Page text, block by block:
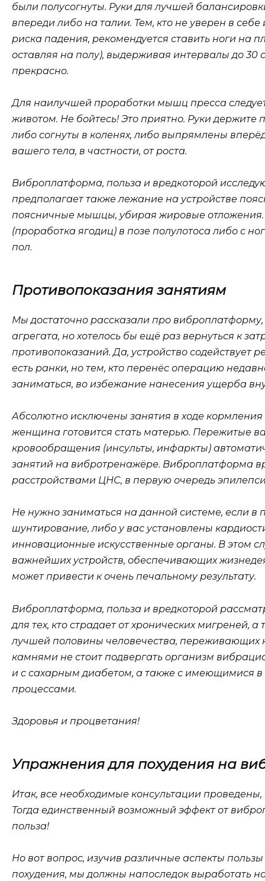
были полусогнуты. Руки для лучшей
впереди либо на талии. Тем, кто не уверен в
риска падения, рекомендуется ставить ноги на
оставляя на полу), выдерживая интервалы до 30
прекрасно.
Для наилучшей проработки мышц пресса
животом. Не бойтесь! Это приятно. Руки держите
либо согнуты в коленях, либо выпрямлены
вашего тела, в частности, от роста.
Виброплатформа, польза и вредкоторой
предполагает также лежание на устройстве
поясничные мышцы, убирая жировые отложения.
(проработка ягодиц) в позе полулотоса либо с
пол.
Противопоказания занятиям
Мы достаточно рассказали про виброплатформу,
агрегата, но хотелось бы ещё раз вернуться к
противопоказаний. Да, устройство содействует
есть ранки, но тем, кто перенёс операцию
заниматься, во избежание нанесения ущерба
Абсолютно исключены занятия в ходе
женщина готовится стать матерью. Пережитые
кровообращения (инсульты, инфаркты)
занятий на вибротренажёре. Виброплатформа
расстройствами ЦНС, в первую очередь
Не нужно заниматься на данной системе, если
шунтирование, либо у вас установлены
инновационные искусственные органы. В этом
важнейших устройств, обеспечивающих
может привести к очень печальному результату.
Виброплатформа, польза и вредкоторой
для тех, кто страдает от хронических мигреней,
лучшей половины человечества, переживающих
камнями не стоит подвергать организм
и с сахарным диабетом, а также с имеющимися
процессами.
Здоровья и процветания!
Упражнения для похудения на
Итак, все необходимые консультации
Тогда единственный возможный эффект от
польза!
Но вот вопрос, изучив различные аспекты
похудения, мы должны напоследок выработать